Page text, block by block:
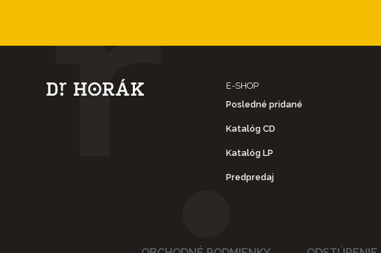
E-SHOP
Posledné pridané
Katalóg CD
Katalóg LP
Predpredaj